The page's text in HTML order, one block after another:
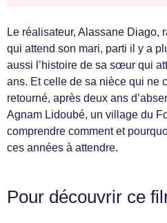
Le réalisateur, Alassane Diago,
qui attend son mari, parti il y a
aussi l’histoire de sa sœur qui
ans. Et celle de sa nièce qui ne
retourné, après deux ans
Agnam Lidoubé, un village du
comprendre comment et
ces années à attendre.
Pour découvrir ce